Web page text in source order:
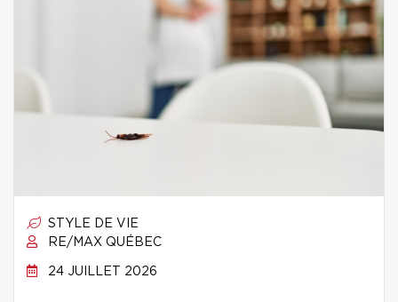
STYLE DE VIE
RE/MAX QUÉBEC
24 JUILLET 2026